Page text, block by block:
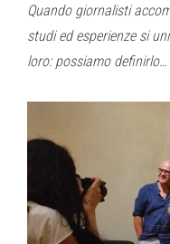
Quando giornalisti
studi ed esperienze si
loro: possiamo definirlo…